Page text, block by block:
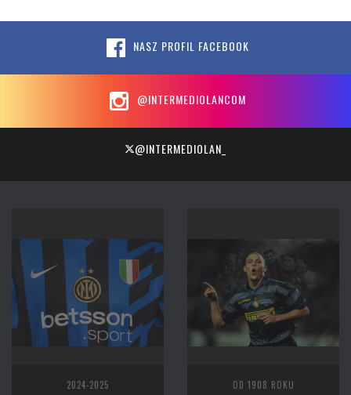
NASZ PROFIL FACEBOOK
@INTERMEDIOLANCOM
@INTERMEDIOLAN_
2024-2025 OD 1908 ROKU